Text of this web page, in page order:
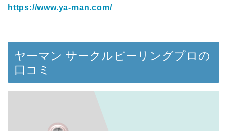
https://www.ya-man.com/
ヤーマン サークルピーリングプロの
口コミ